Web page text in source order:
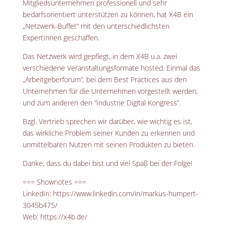
Mitgliedsunternehmen professionell und sehr
bedarfsorientiert unterstützen zu können, hat X4B ein
„Netzwerk-Buffet“ mit den unterschiedlichsten
ExpertInnen geschaffen.
Das Netzwerk wird gepflegt, in dem X4B u.a. zwei
verschiedene Veranstaltungsformate hosted. Einmal das
„Arbeitgeberforum“, bei dem Best Practices aus den
Unternehmen für die Unternehmen vorgestellt werden,
und zum anderen den “Industrie Digital Kongress”.
Bzgl. Vertrieb sprechen wir darüber, wie wichtig es ist,
das wirkliche Problem seiner Kunden zu erkennen und
unmittelbaren Nutzen mit seinen Produkten zu bieten.
Danke, dass du dabei bist und viel Spaß bei der Folge!
=== Shownotes ===
LinkedIn: https://www.linkedin.com/in/markus-humpert-
3045b475/
Web: https://x4b.de/